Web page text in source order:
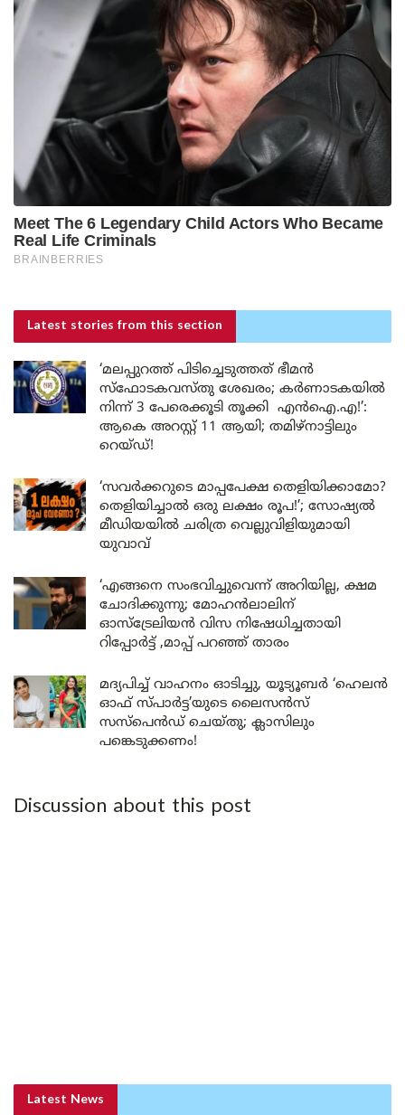
Latest stories from this section
‘മലപ്പുറത്ത് പിടിച്ചെടുത്തത് ഭീമൻ
സ്ഫോടകവസ്തു ശേഖരം; കർണാടകയിൽ
നിന്ന് 3 പേരെക്കൂടി തൂക്കി എൻഐ.എ!’:
ആകെ അറസ്റ്റ് 11 ആയി; തമിഴ്‌നാട്ടിലും
റെയ്ഡ്!
‘സവർക്കറുടെ മാപ്പപേക്ഷ തെളിയിക്കാമോ?
തെളിയിച്ചാൽ ഒരു ലക്ഷം രൂപ!’; സോഷ്യൽ
മീഡിയയിൽ ചരിത്ര വെല്ലുവിളിയുമായി
യുവാവ്
‘എങ്ങനെ സംഭവിച്ചുവെന്ന് അറിയില്ല, ക്ഷമ
ചോദിക്കുന്നു; മോഹൻലാലിന്
ഓസ്ട്രേലിയൻ വിസ നിഷേധിച്ചതായി
റിപ്പോർട്ട് ,മാപ്പ് പറഞ്ഞ് താരം
മദ്യപിച്ച് വാഹനം ഓടിച്ചു, യൂട്യൂബർ ‘ഹെലൻ
ഓഫ് സ്പാർട്ട’യുടെ ലൈസൻസ്
സസ്പെൻഡ് ചെയ്തു; ക്ലാസിലും
പങ്കെടുക്കണം!
Discussion about this post
Latest News